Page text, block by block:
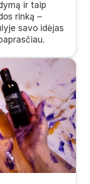
ir taip
rinką –
savo idėjas